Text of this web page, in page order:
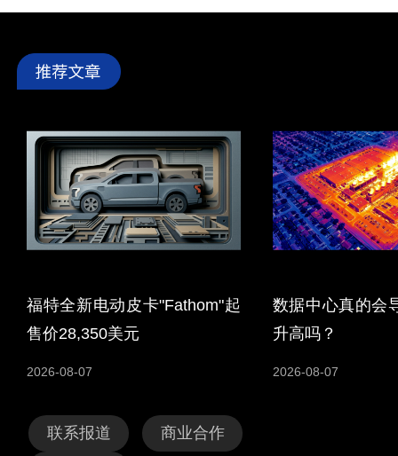
福特全新电动皮卡"Fathom"起
售价28,350美元
2026-08-07
数据中心真的会
升高吗？
2026-08-07
联系报道 商业合作